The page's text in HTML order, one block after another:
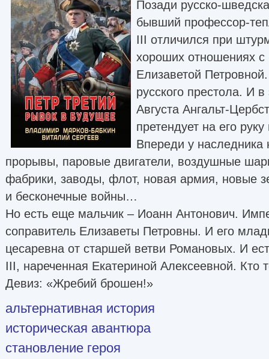
Позади русско-
бывший профессор-
III отличился при
хороших отношениях с
Елизаветой
русского престола. И
Августа Ангальт-
претендует на его
Впереди у наследника
прорывы, паровые двигатели, воздушные
фабрики, заводы, флот, новая армия, новые
и бесконечные войны…
Но есть еще мальчик – Иоанн Антонович.
соправитель Елизаветы Петровны. И его
цесаревна от старшей ветви Романовых. И
III, нареченная Екатериной Алексеевной. Кто
Девиз: «Жребий брошен!»
альтернативная история
историческая авантюра
становление героя